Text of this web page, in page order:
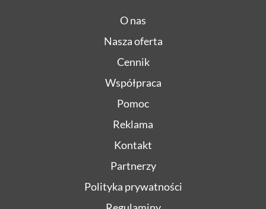
O nas
Nasza oferta
Cennik
Współpraca
Pomoc
Reklama
Kontakt
Partnerzy
Polityka prywatności